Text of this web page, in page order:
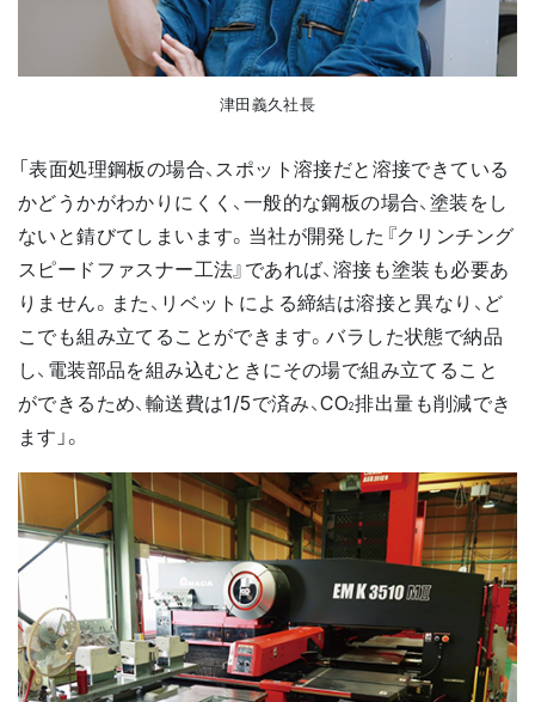
津田義久社長
「表面処理鋼板の場合、スポット溶接だと溶接できている
かどうかがわかりにくく、一般的な鋼板の場合、塗装をし
ないと錆びてしまいます。当社が開発した『クリンチング
スピードファスナー工法』であれば、溶接も塗装も必要あ
りません。また、リベットによる締結は溶接と異なり、ど
こでも組み立てることができます。バラした状態で納品
し、電装部品を組み込むときにその場で組み立てること
ができるため、輸送費は1/5で済み、CO2排出量も削減でき
ます」。